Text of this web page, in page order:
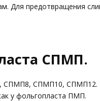
Для предотвращения
СПМП.
СПМП10, СПМП12.
у фольгопласта ПМП.